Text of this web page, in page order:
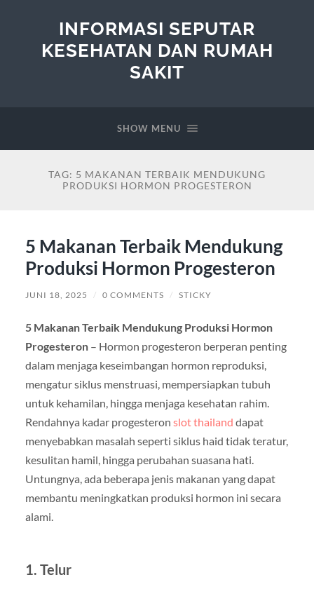
INFORMASI SEPUTAR
KESEHATAN DAN RUMAH
SAKIT
SHOW MENU
TAG: 5 MAKANAN TERBAIK MENDUKUNG
PRODUKSI HORMON PROGESTERON
5 Makanan Terbaik Mendukung
Produksi Hormon Progesteron
JUNI 18, 2025 / 0 COMMENTS / STICKY
5 Makanan Terbaik Mendukung Produksi Hormon
Progesteron– Hormon progesteron berperan penting
dalam menjaga keseimbangan hormon reproduksi,
mengatur siklus menstruasi, mempersiapkan tubuh
untuk kehamilan, hingga menjaga kesehatan rahim.
Rendahnya kadar progesteron slot thailand dapat
menyebabkan masalah seperti siklus haid tidak teratur,
kesulitan hamil, hingga perubahan suasana hati.
Untungnya, ada beberapa jenis makanan yang dapat
membantu meningkatkan produksi hormon ini secara
alami.
1. Telur